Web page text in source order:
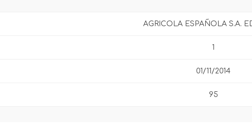
AGRICOLA ESPAÑOLA S.A.
1
01/11/2014
95